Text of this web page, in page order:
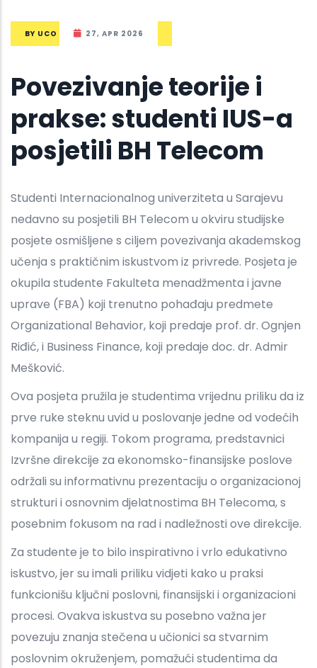
BY UCO 27, APR 2026
Povezivanje teorije i
prakse: studenti IUS-a
posjetili BH Telecom
Studenti Internacionalnog univerziteta u Sarajevu
nedavno su posjetili BH Telecom u okviru studijske
posjete osmišljene s ciljem povezivanja akademskog
učenja s praktičnim iskustvom iz privrede. Posjeta je
okupila studente Fakulteta menadžmenta i javne
uprave (FBA) koji trenutno pohađaju predmete
Organizational Behavior, koji predaje prof. dr. Ognjen
Riđić, i Business Finance, koji predaje doc. dr. Admir
Mešković.
Ova posjeta pružila je studentima vrijednu priliku da iz
prve ruke steknu uvid u poslovanje jedne od vodećih
kompanija u regiji. Tokom programa, predstavnici
Izvršne direkcije za ekonomsko-finansijske poslove
održali su informativnu prezentaciju o organizacionoj
strukturi i osnovnim djelatnostima BH Telecoma, s
posebnim fokusom na rad i nadležnosti ove direkcije.
Za studente je to bilo inspirativno i vrlo edukativno
iskustvo, jer su imali priliku vidjeti kako u praksi
funkcionišu ključni poslovni, finansijski i organizacioni
procesi. Ovakva iskustva su posebno važna jer
povezuju znanja stečena u učionici sa stvarnim
poslovnim okruženjem, pomažući studentima da